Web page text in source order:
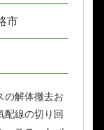
市
の解体撤去お
配線の切り回